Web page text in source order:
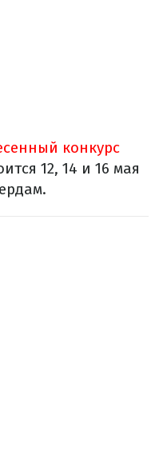
конкурс
12, 14 и 16 мая